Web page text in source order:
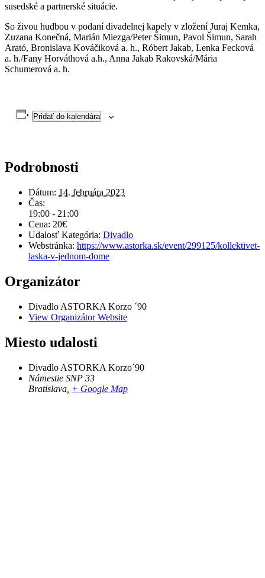
susedské a partnerské situácie.
So živou hudbou v podaní divadelnej kapely v zložení Juraj Kemka,
Zuzana Konečná, Marián Miezga/Peter Šimun, Pavol Šimun, Sarah
Arató, Bronislava Kováčiková a. h., Róbert Jakab, Lenka Fecková
a. h./Fany Horváthová a.h., Anna Jakab Rakovská/Mária
Schumerová a. h.
Pridať do kalendára
Podrobnosti
Dátum: 14. februára 2023
Čas:
19:00 - 21:00
Cena: 20€
Udalosť Kategória: Divadlo
Webstránka: https://www.astorka.sk/event/299125/kollektivet-
laska-v-jednom-dome
Organizátor
Divadlo ASTORKA Korzo ´90
View Organizátor Website
Miesto udalosti
Divadlo ASTORKA Korzo´90
Námestie SNP 33
Bratislava + Google Map